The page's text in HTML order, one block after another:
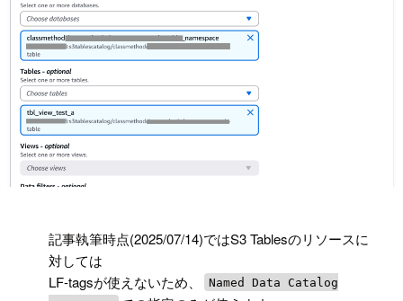
記事執筆時点(2025/07/14)ではS3 Tablesのリソースに
対しては
LF-tagsが使えないため、
Named Data Catalog